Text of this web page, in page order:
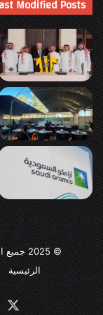
Modified Posts
© 2025 جميع
الرئيسية